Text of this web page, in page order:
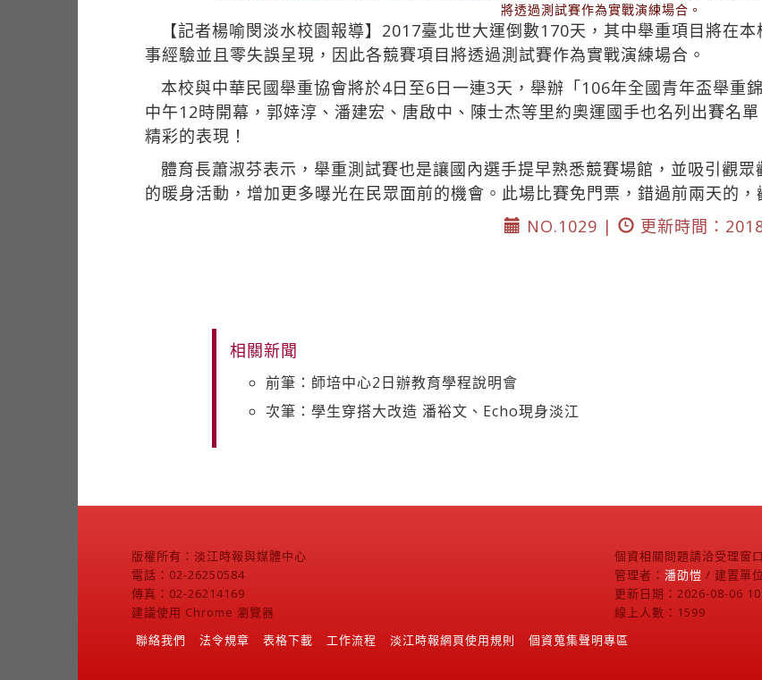
將透過測試賽作為實戰演練場合。
【記者楊喻閔淡水校園報導】2017臺北世大運倒數170天，其中舉重項目將在
事經驗並且零失誤呈現，因此各競賽項目將透過測試賽作為實戰演練場合。
本校與中華民國舉重協會將於4日至6日一連3天，舉辦「106年全國青年盃舉重
中午12時開幕，郭婞淳、潘建宏、唐啟中、陳士杰等里約奧運國手也名列出賽名
精彩的表現！
體育長蕭淑芬表示，舉重測試賽也是讓國內選手提早熟悉競賽場館，並吸引觀
的暖身活動，增加更多曝光在民眾面前的機會。此場比賽免門票，錯過前兩天的，
NO.1029 |
更新時間：
相關新聞
前筆：師培中心2日辦教育學程說明會
次筆：學生穿搭大改造 潘裕文、Echo現身淡江
版權所有：淡江時報與媒體中心
電話：02-26250584
傳真：02-26214169
建議使用 Chrome 瀏覽器
個資相關問題請洽受理窗
管理者： 潘劭愷 / 建置單
更新日期：2026-08-06
線上人數：1599
聯絡我們
法令規章 表格下載 工作流程 淡江時報網頁使用規則 個資蒐集聲明專區